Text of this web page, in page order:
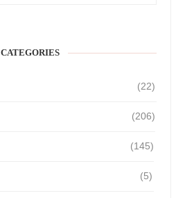
CATEGORIES
(22)
(206)
(145)
(5)